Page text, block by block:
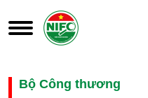
Bộ Công thương